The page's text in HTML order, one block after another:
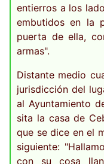
entierros a los
embutidos en la
puerta de ella,
armas".
Distante medio
jurisdicción del
al Ayuntamiento
sita la casa de
que se dice en el
siguiente:
con su cosa